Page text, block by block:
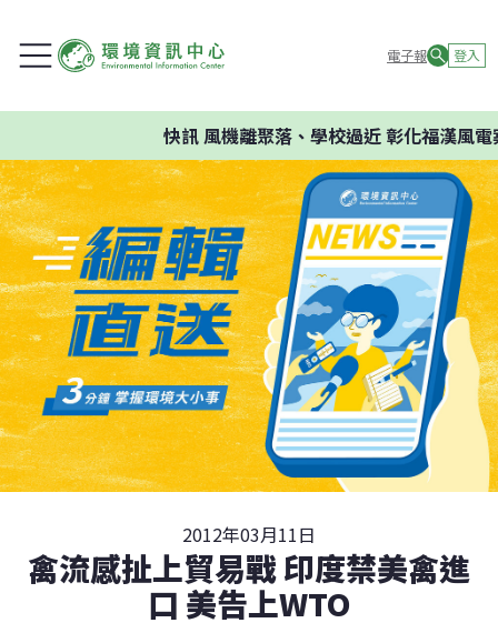
電子報 登入
快訊風機離聚落、學校過近 彰化福漢風電
2012年03月11日
禽流感扯上貿易戰 印度禁美禽進
口 美告上WTO